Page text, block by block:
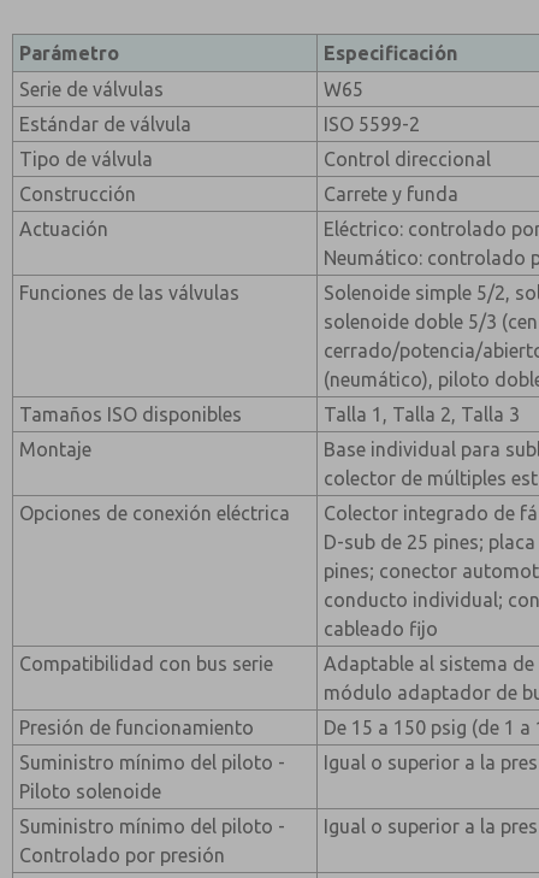
Parámetro
Especificación
Serie de válvulas
W65
Estándar de válvula
ISO 5599-2
Tipo de válvula
Control direccional
Construcción
Carrete y funda
Actuación
Eléctrico: controlado
Neumático: controlado
Funciones de las válvulas
Solenoide simple 5/2,
solenoide doble 5/3
cerrado/potencia/
(neumático), piloto
Tamaños ISO disponibles
Talla 1, Talla 2, Talla 3
Montaje
Base individual para
colector de múltiples
Opciones de conexión eléctrica
Colector integrado de
D-sub de 25 pines;
pines; conector
conducto individual;
cableado fijo
Compatibilidad con bus serie
Adaptable al sistema
módulo adaptador de
Presión de funcionamiento
De 15 a 150 psig (de 1 a
Suministro mínimo del piloto -
Piloto solenoide
Igual o superior a la
Suministro mínimo del piloto -
Controlado por presión
Igual o superior a la